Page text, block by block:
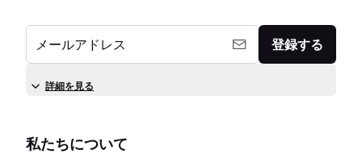
メールアドレス 登録する
詳細を見る
私たちについて